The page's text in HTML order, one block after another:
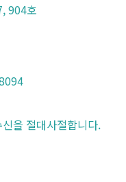
904호
을 절대사절합니다.